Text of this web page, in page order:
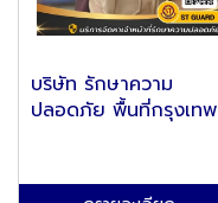
บริษัท รักษาความ
ปลอดภัย พื้นที่กรุงเทพ